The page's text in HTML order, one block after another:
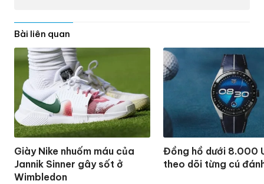
Bài liên quan
Giày Nike nhuốm máu của
Jannik Sinner gây sốt ở
Wimbledon
Đồng hồ dưới 8.000
theo dõi từng cú